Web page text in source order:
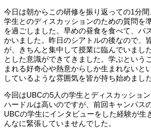
今日は朝からこの研修を振り返っての1分間
学生とのディスカッションのための質問を
を過ごしました。早めの昼食を食べて、バ
かいました。昨日のシアトルの後なので、
が、きちんと集中して授業に臨んでいまし
とした意識ができてきました。学ぶという
まれる好奇心や熱意からしか生まれないと
しているような雰囲気を皆が持ち始めました
今回はUBCの5人の学生とディスカッショ
ハードルは高いのですが、前回キャンパス
UBCの学生にインタビューをした経験が生
んなに緊張していませんでした。